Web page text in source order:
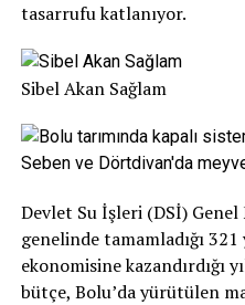
tasarrufu katlanıyor.
Sibel Akan Sağlam
Devlet Su İşleri (DSİ)
genelinde tamamladığı
ekonomisine kazandırdığı
bütçe, Bolu’da yürütülen